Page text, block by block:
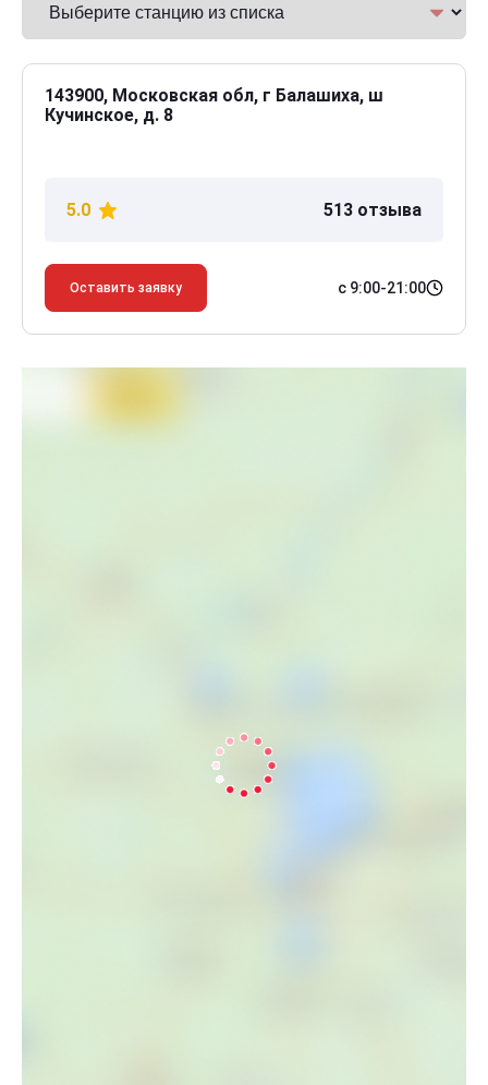
143900, Московская обл, г Балашиха, ш
Кучинское, д. 8
5.0 513 отзыва
Оставить заявку с 9:00-21:00